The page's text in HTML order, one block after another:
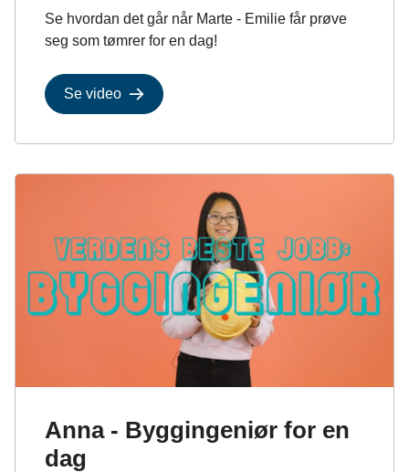
Se hvordan det går når Marte - Emilie får prøve
seg som tømrer for en dag!
Se video
Anna - Byggingeniør for en
dag